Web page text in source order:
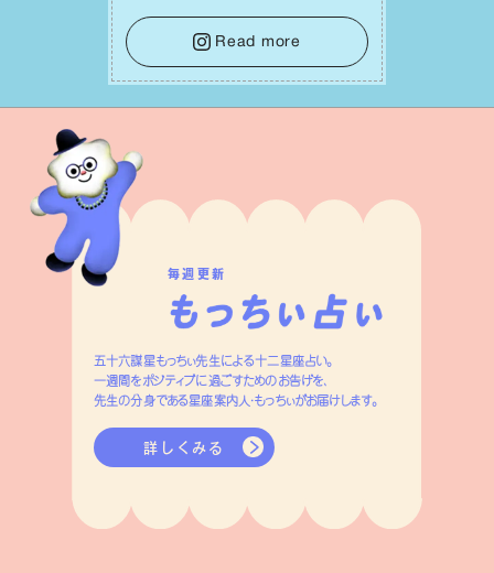
⾔葉に流されないよう、⼼にしっかりブ
レーキをかけること。この意識の切り替
えが、あなたに確かな安⼼感をもたらす
はずです。
Read more
毎週更新
五十六謀星もっちぃ先生による十二星座占い。
一週間をポジティブに過ごすためのお告げを、
先生の分身である星座案内人・もっちぃがお届けします。
詳しくみる